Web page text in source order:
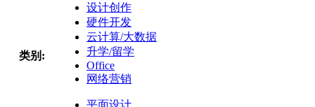
类别:
设计创作
硬件开发
云计算/大数据
升学/留学
Office
网络营销
平面设计